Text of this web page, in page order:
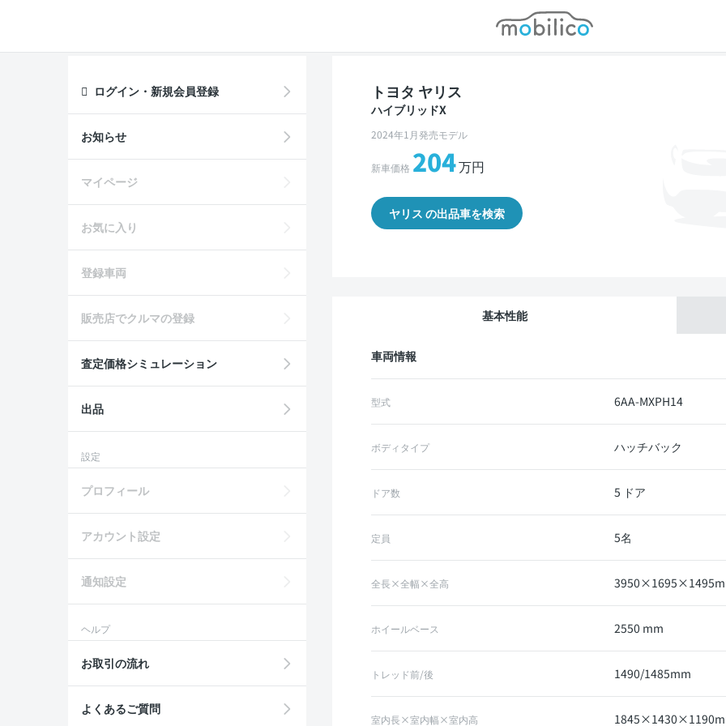
モビリコ
トヨタ ヤリス
ハイブリッドX
2024年1月発売モデル
新車価格 204万円
ヤリス の出品車を検索
基本性能
車両情報
型式 6AA-MXPH14
ボディタイプ ハッチバック
ドア数 5 ドア
定員 5名
全長×全幅×全高
ホイールベース 2550 mm
トレッド前/後 1490/1485mm
室内長×室内幅×室内高
ログイン・新規会員登録
お知らせ
マイページ
お気に入り
登録車両
販売店でクルマの登録
査定価格シミュレーション
出品
設定
プロフィール
アカウント設定
通知設定
ヘルプ
お取引の流れ
よくあるご質問